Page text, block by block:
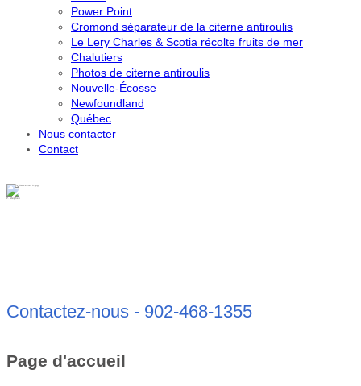
Power Point
Cromond séparateur de la citerne antiroulis
Le Lery Charles & Scotia récolte fruits de mer
Chalutiers
Photos de citerne antiroulis
Nouvelle-Écosse
Newfoundland
Québec
Nous contacter
Contact
P. Stephen
Contactez-nous - 902-468-1355
Page d'accueil